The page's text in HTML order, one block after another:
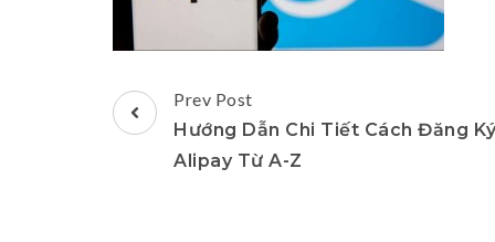
Post
Navigation
Prev Post
Hướng Dẫn Chi Tiết Cách Đăng
Alipay Từ A-Z